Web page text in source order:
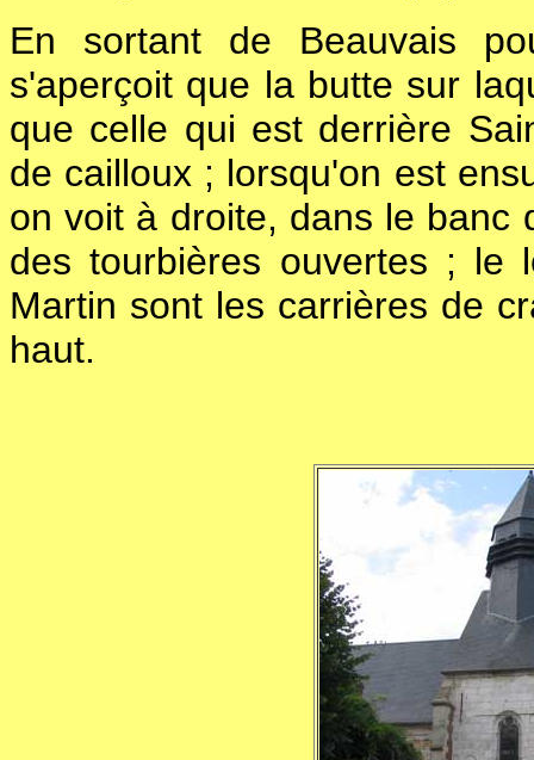
En sortant de Beauvais
s'aperçoit que la butte sur
que celle qui est derrière
de cailloux ; lorsqu'on est
on voit à droite, dans le banc
des tourbières ouvertes ; le
Martin sont les carrières de
haut.